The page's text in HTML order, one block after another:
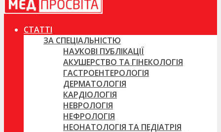
СТАТТІ
ЗА СПЕЦІАЛЬНІСТЮ
НАУКОВІ ПУБЛІКАЦІЇ
АКУШЕРСТВО ТА ГІНЕКОЛОГІЯ
ГАСТРОЕНТЕРОЛОГІЯ
ДЕРМАТОЛОГІЯ
КАРДІОЛОГІЯ
НЕВРОЛОГІЯ
НЕФРОЛОГІЯ
НЕОНАТОЛОГІЯ ТА ПЕДІАТРІЯ